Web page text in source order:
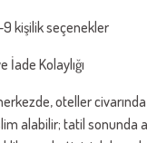
kişilik seçenekler
İade Kolaylığı
oteller
alabilir; tatil sonunda